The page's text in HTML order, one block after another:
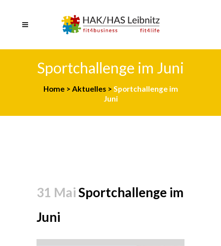
Sportchallenge im Juni
Home> Aktuelles> Sportchallenge im
Juni
31 MaiSportchallenge im
Juni